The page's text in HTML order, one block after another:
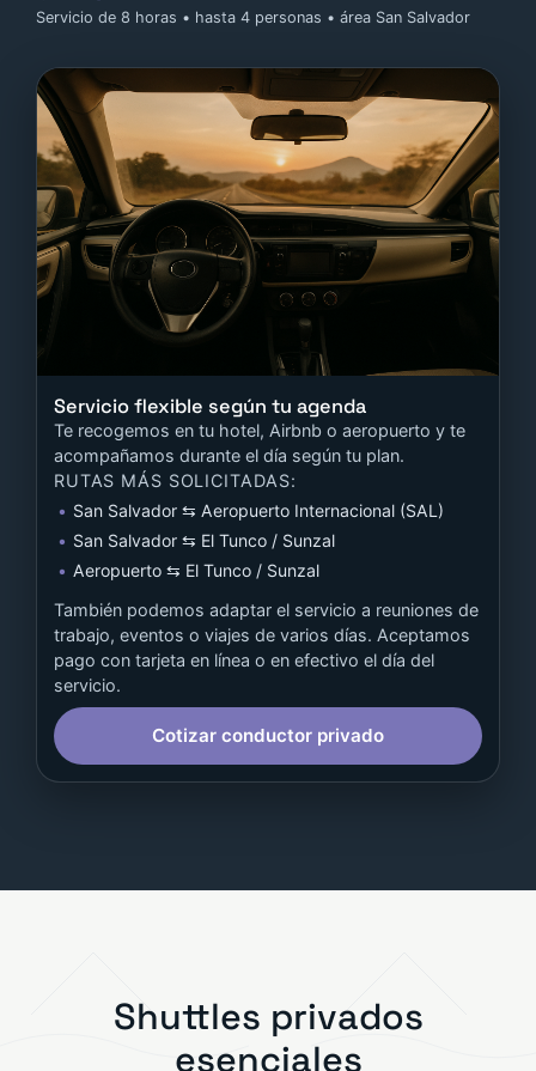
Servicio de 8 horas • hasta 4 personas • área San Salvador
Servicio flexible según tu agenda
Te recogemos en tu hotel, Airbnb o aeropuerto y te
acompañamos durante el día según tu plan.
RUTAS MÁS SOLICITADAS:
San Salvador ⇆ Aeropuerto Internacional (SAL)
San Salvador ⇆ El Tunco / Sunzal
Aeropuerto ⇆ El Tunco / Sunzal
También podemos adaptar el servicio a reuniones de
trabajo, eventos o viajes de varios días. Aceptamos
pago con tarjeta en línea o en efectivo el día del
servicio.
Cotizar conductor privado
Shuttles privados
esenciales